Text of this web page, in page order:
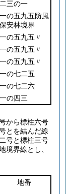
二三の一
一の五九五防風
保安林境界
一の五九五〃
一の五九五〃
一の五九五〃
一の七二五
一の七二六
一の四三
から標柱六号
とを結んだ線
号と標柱三号
境界線とし、
地番